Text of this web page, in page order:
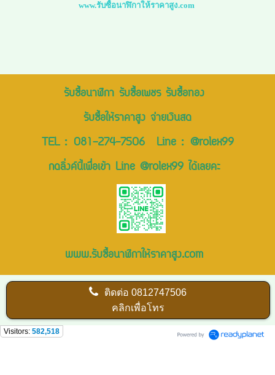
www.รับซื้อนาฬิกาให้ราคาสูง.com
รับซื้อนาฬิกา รับซื้อเพชร รับซื้อทอง
รับซื้อให้ราคาสูง จ่ายเงินสด
TEL : 081-274-7506Line : @rolex99
กดลิ่งค์นี้เพื่อเข้า Line @rolex99 ได้เลยคะ
www.รับซื้อนาฬิกาให้ราคาสูง.com
ติดต่อ0812747506
คลิกเพื่อโทร
Visitors: 582,518